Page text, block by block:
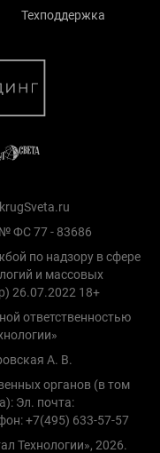
Техподдержка
ФС 77 - 83686
по надзору в сфере
и массовых
26.07.2022 18+
ответственностью
А. В.
органов (в том
Эл. почта:
+7(495) 633-57-57
Технологии», 2026.